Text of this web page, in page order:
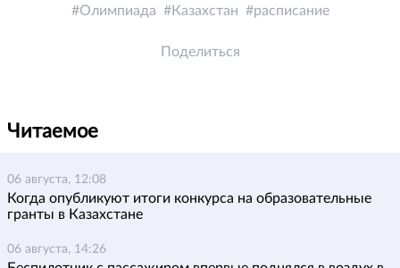
Олимпиада Казахстан расписание
Поделиться
Читаемое
06 августа, 12:08
Когда опубликуют итоги конкурса на образовательные
гранты в Казахстане
06 августа, 14:26